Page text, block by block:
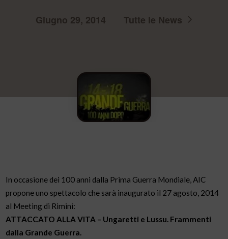
Giugno 29, 2014 Tutte le News
In occasione dei 100 anni dalla Prima Guerra Mondiale, AIC
propone uno spettacolo che sarà inaugurato il 27 agosto, 2014
al Meeting di Rimini:
ATTACCATO ALLA VITA – Ungaretti e Lussu. Frammenti
dalla Grande Guerra.